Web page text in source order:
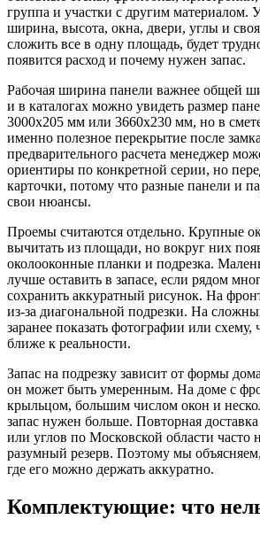
группа и участки с другим материалом.
ширина, высота, окна, двери, углы и
сложить все в одну площадь, будет
появится расход и почему нужен запас.
Рабочая ширина панели важнее общей
и в каталогах можно увидеть размер
3000x205 мм или 3660x230 мм, но в
именно полезное перекрытие после
предварительного расчета менеджер
ориентиры по конкретной серии, но
карточки, потому что разные панели и
свои нюансы.
Проемы считаются отдельно. Крупные
вычитать из площади, но вокруг них
околооконные планки и подрезка.
лучше оставить в запасе, если рядом
сохранить аккуратный рисунок. На
из-за диагональной подрезки. На
заранее показать фотографии или схему,
ближе к реальности.
Запас на подрезку зависит от формы
он может быть умеренным. На доме с
крыльцом, большим числом окон и
запас нужен больше. Повторная
или углов по Московской области часто
разумный резерв. Поэтому мы
где его можно держать аккуратно.
Комплектующие: что